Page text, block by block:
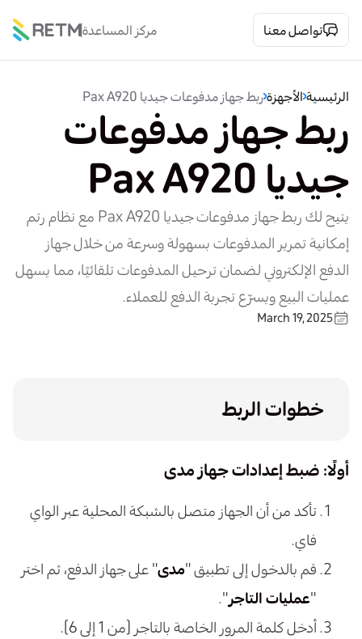
مركز المساعدة تواصل معنا
الرئيسية الأجهزة ربط جهاز مدفوعات جيديا Pax A920
ربط جهاز مدفوعات
جيديا Pax A920
يتيح لك ربط جهاز مدفوعات جيديا Pax A920 مع نظام رتم
إمكانية تمرير المدفوعات بسهولة وسرعة من خلال جهاز
الدفع الإلكتروني لضمان ترحيل المدفوعات تلقائيًا، مما يسهل
عمليات البيع ويسرّع تجربة الدفع للعملاء.
March 19, 2025
خطوات الربط
أولًا: ضبط إعدادات جهاز مدى
تأكد من أن الجهاز متصل بالشبكة المحلية عبر الواي
فاي.
قم بالدخول إلى تطبيق "مدى" على جهاز الدفع، ثم اختر
"عمليات التاجر".
أدخل كلمة المرور الخاصة بالتاجر (من 1 إلى 6).